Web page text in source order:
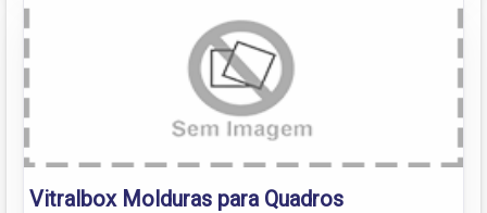
Vitralbox Molduras para Quadros